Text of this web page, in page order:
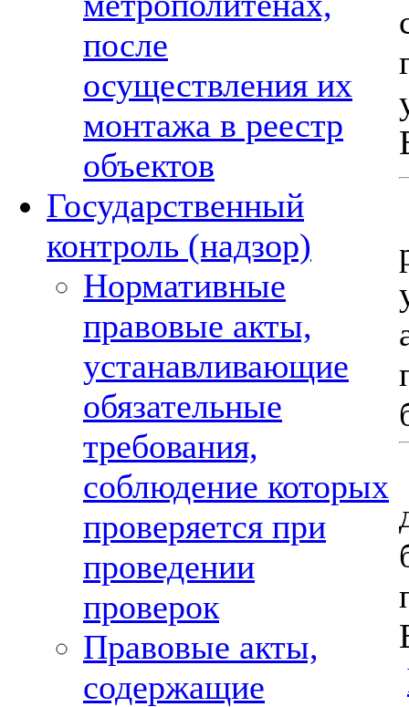
после
осуществления их
монтажа в реестр
объектов
Государственный
контроль (надзор)
Нормативные
правовые акты,
устанавливающие
обязательные
требования,
соблюдение которых
проверяется при
проведении
проверок
Правовые акты,
содержащие